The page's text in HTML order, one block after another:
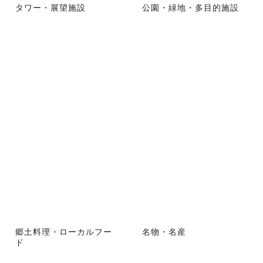
タワー・展望施設 公園・緑地・多目的施設
郷土料理・ローカルフー
ド
名物・名産